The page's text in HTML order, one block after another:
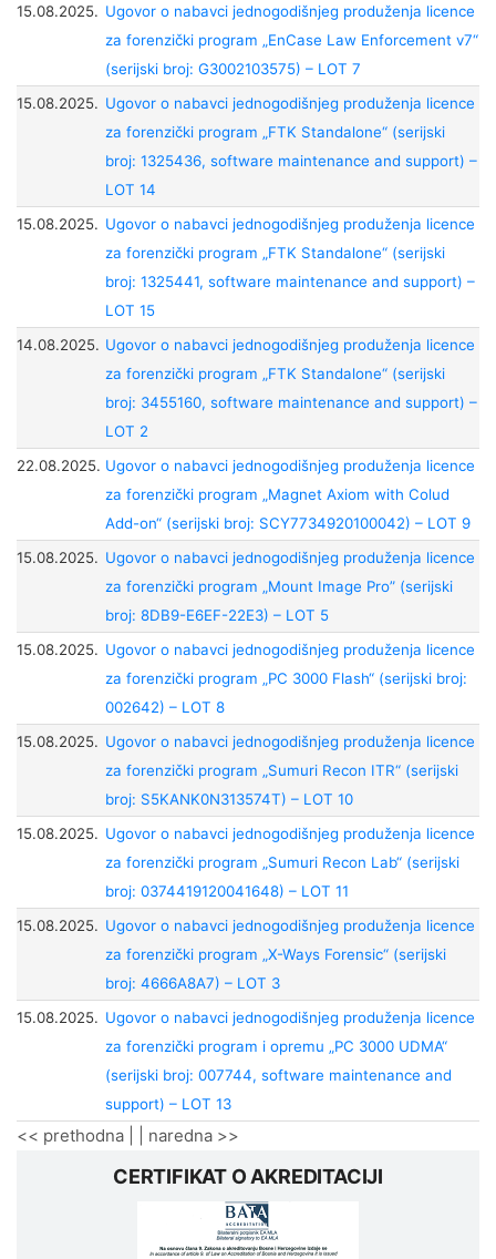
15.08.2025. Ugovor o nabavci jednogodišnjeg produženja licence
za forenzički program „EnCase Law Enforcement v7“
(serijski broj: G3002103575) – LOT 7
15.08.2025. Ugovor o nabavci jednogodišnjeg produženja licence
za forenzički program „FTK Standalone“ (serijski
broj: 1325436, software maintenance and support) –
LOT 14
15.08.2025. Ugovor o nabavci jednogodišnjeg produženja licence
za forenzički program „FTK Standalone“ (serijski
broj: 1325441, software maintenance and support) –
LOT 15
14.08.2025. Ugovor o nabavci jednogodišnjeg produženja licence
za forenzički program „FTK Standalone“ (serijski
broj: 3455160, software maintenance and support) –
LOT 2
22.08.2025. Ugovor o nabavci jednogodišnjeg produženja licence
za forenzički program „Magnet Axiom with Colud
Add-on“ (serijski broj: SCY7734920100042) – LOT 9
15.08.2025. Ugovor o nabavci jednogodišnjeg produženja licence
za forenzički program „Mount Image Pro” (serijski
broj: 8DB9-E6EF-22E3) – LOT 5
15.08.2025. Ugovor o nabavci jednogodišnjeg produženja licence
za forenzički program „PC 3000 Flash“ (serijski broj:
002642) – LOT 8
15.08.2025. Ugovor o nabavci jednogodišnjeg produženja licence
za forenzički program „Sumuri Recon ITR“ (serijski
broj: S5KANK0N313574T) – LOT 10
15.08.2025. Ugovor o nabavci jednogodišnjeg produženja licence
za forenzički program „Sumuri Recon Lab“ (serijski
broj: 0374419120041648) – LOT 11
15.08.2025. Ugovor o nabavci jednogodišnjeg produženja licence
za forenzički program „X-Ways Forensic“ (serijski
broj: 4666A8A7) – LOT 3
15.08.2025. Ugovor o nabavci jednogodišnjeg produženja licence
za forenzički program i opremu „PC 3000 UDMA“
(serijski broj: 007744, software maintenance and
support) – LOT 13
<< prethodna naredna >>
CERTIFIKAT O AKREDITACIJI